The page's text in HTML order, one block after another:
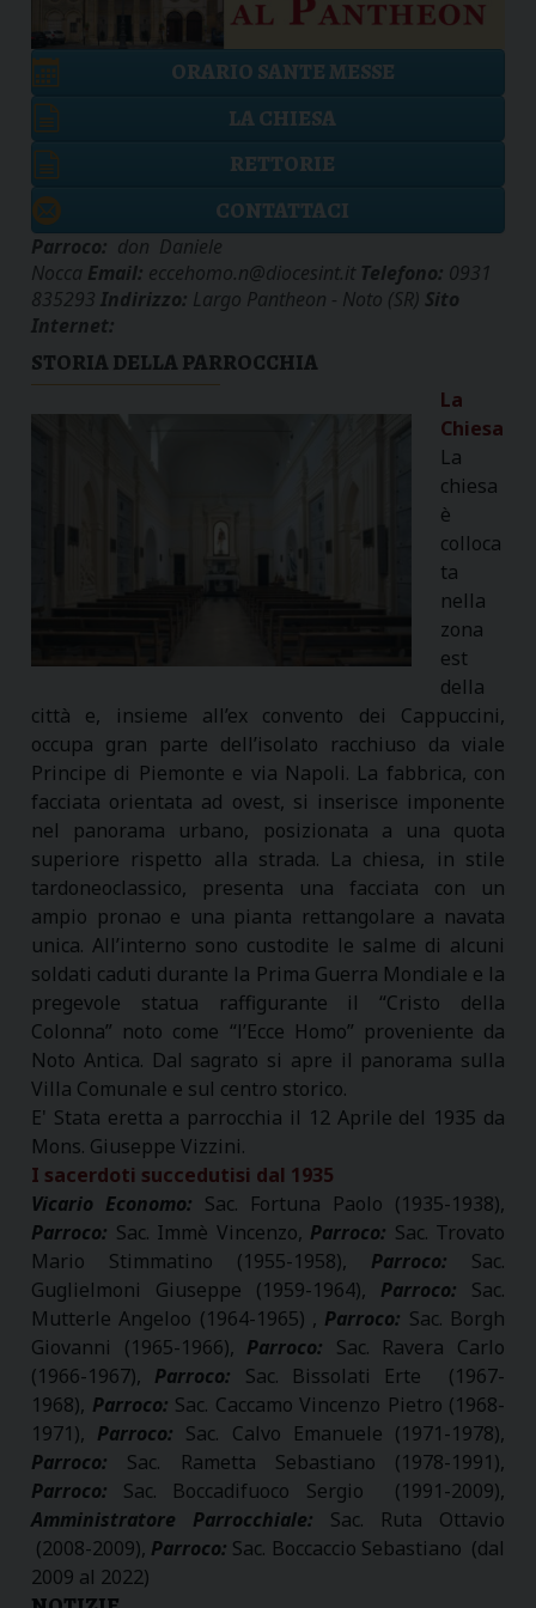
ORARIO SANTE MESSE
LA CHIESA
RETTORIE
CONTATTACI
Parroco: don Daniele
Nocca Email: eccehomo.n@diocesint.it Telefono: 0931
835293 Indirizzo: Largo Pantheon - Noto (SR) Sito
Internet:
STORIA DELLA PARROCCHIA
La
Chiesa
La
chiesa
è
colloca
ta
nella
zona
est
della
città e, insieme all’ex convento dei Cappuccini,
occupa gran parte dell’isolato racchiuso da viale
Principe di Piemonte e via Napoli. La fabbrica, con
facciata orientata ad ovest, si inserisce imponente
nel panorama urbano, posizionata a una quota
superiore rispetto alla strada. La chiesa, in stile
tardoneoclassico, presenta una facciata con un
ampio pronao e una pianta rettangolare a navata
unica. All’interno sono custodite le salme di alcuni
soldati caduti durante la Prima Guerra Mondiale e la
pregevole statua raffigurante il “Cristo della
Colonna” noto come “l’Ecce Homo” proveniente da
Noto Antica. Dal sagrato si apre il panorama sulla
Villa Comunale e sul centro storico.
E' Stata eretta a parrocchia il 12 Aprile del 1935 da
Mons. Giuseppe Vizzini.
I sacerdoti succedutisi dal 1935
Vicario Economo: Sac. Fortuna Paolo (1935-1938),
Parroco: Sac. Immè Vincenzo, Parroco: Sac. Trovato
Mario Stimmatino (1955-1958), Parroco: Sac.
Guglielmoni Giuseppe (1959-1964), Parroco: Sac.
Mutterle Angeloo (1964-1965) , Parroco: Sac. Borgh
Giovanni (1965-1966), Parroco: Sac. Ravera Carlo
(1966-1967), Parroco: Sac. Bissolati Erte (1967-
1968), Parroco: Sac. Caccamo Vincenzo Pietro (1968-
1971), Parroco: Sac. Calvo Emanuele (1971-1978),
Parroco: Sac. Rametta Sebastiano (1978-1991),
Parroco: Sac. Boccadifuoco Sergio (1991-2009),
Amministratore Parrocchiale: Sac. Ruta Ottavio
(2008-2009), Parroco: Sac. Boccaccio Sebastiano (dal
2009 al 2022)